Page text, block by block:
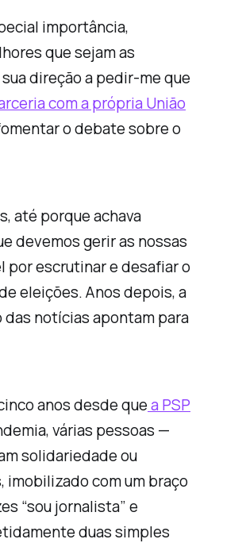
importância,
que sejam as
direção a pedir-me que
com a própria União
o debate sobre o
até porque achava
devemos gerir as nossas
por escrutinar e desafiar o
eleições. Anos depois, a
das notícias apontam para
anos desde quea PSP
várias pessoas —
solidariedade ou
imobilizado com um braço
“sou jornalista” e
duas simples